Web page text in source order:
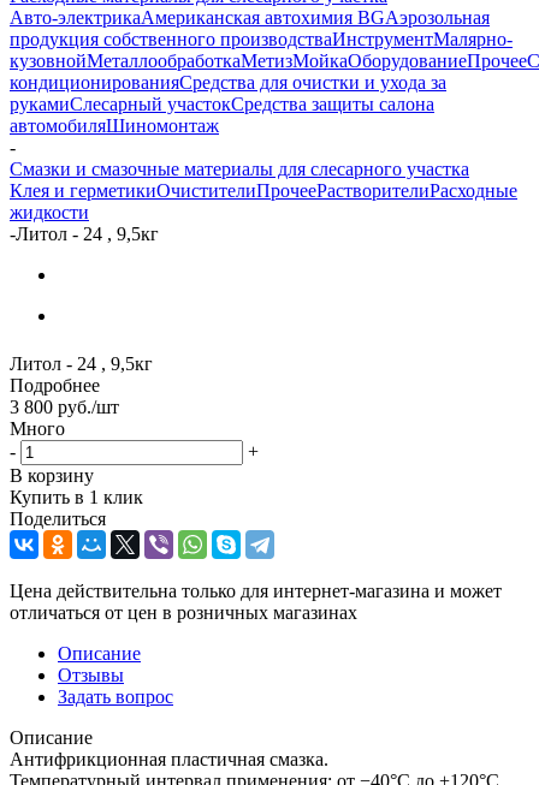
Авто-электрикаАмериканская автохимия BGАэрозольная
продукция собственного производстваИнструментМалярно-
кузовнойМеталлообработкаМетизМойкаОборудованиеПрочее
кондиционированияСредства для очистки и ухода за
рукамиСлесарный участокСредства защиты салона
автомобиляШиномонтаж
-
Смазки и смазочные материалы для слесарного участка
Клея и герметикиОчистителиПрочееРастворителиРасходные
жидкости
-Литол - 24 , 9,5кг
Литол - 24 , 9,5кг
Подробнее
3 800 руб./шт
Много
-
+
В корзину
Купить в 1 клик
Поделиться
Цена действительна только для интернет-магазина и может
отличаться от цен в розничных магазинах
Описание
Отзывы
Задать вопрос
Описание
Антифрикционная пластичная смазка.
Температурный интервал применения: от −40°С до +120°С